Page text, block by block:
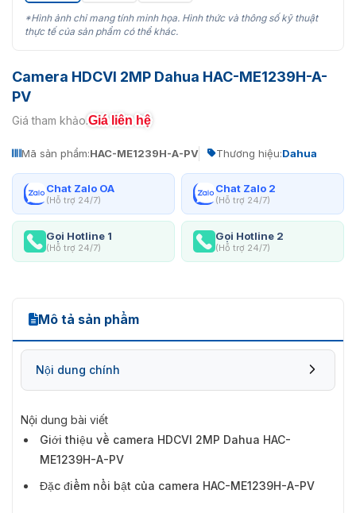
*Hình ảnh chỉ mang tính minh họa. Hình thức và thông số kỹ thuật
thực tế của sản phẩm có thể khác.
Camera HDCVI 2MP Dahua HAC-ME1239H-A-
PV
Giá tham khảo:Giá liên hệ
Mã sản phẩm:HAC-ME1239H-A-PV Thương hiệu:Dahua
Chat Zalo OA
(Hỗ trợ 24/7)
Chat Zalo 2
(Hỗ trợ 24/7)
Gọi Hotline 1
(Hỗ trợ 24/7)
Gọi Hotline 2
(Hỗ trợ 24/7)
Mô tả sản phẩm
Nội dung chính
Nội dung bài viết
Giới thiệu về camera HDCVI 2MP Dahua HAC-
ME1239H-A-PV
Đặc điểm nổi bật của camera HAC-ME1239H-A-PV